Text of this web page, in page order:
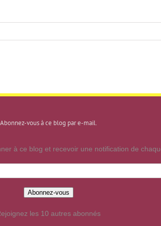
Abonnez-vous à ce blog par e-mail.
à ce blog et recevoir une notification de
Abonnez-vous
les 10 autres abonnés